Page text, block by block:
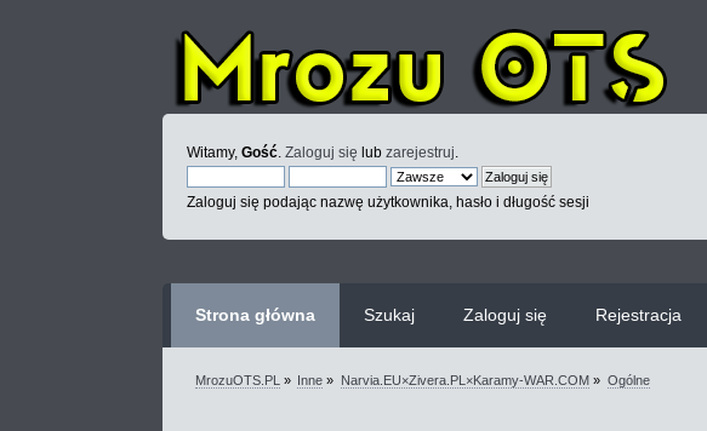
Witamy,Gość .Zaloguj się lubzarejestruj
Zaloguj się podając nazwę użytkownika, hasło i długość sesji
Strona główna Szukaj Zaloguj się Rejestracja
MrozuOTS.PL » Inne » Narvia.EU×Zivera.PL×Karamy-WAR.COM » Ogólne